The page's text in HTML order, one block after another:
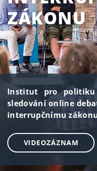
ZÁKONU
Institut pro politiku
sledování online
interrupčnímu
VIDEOZÁZNAM